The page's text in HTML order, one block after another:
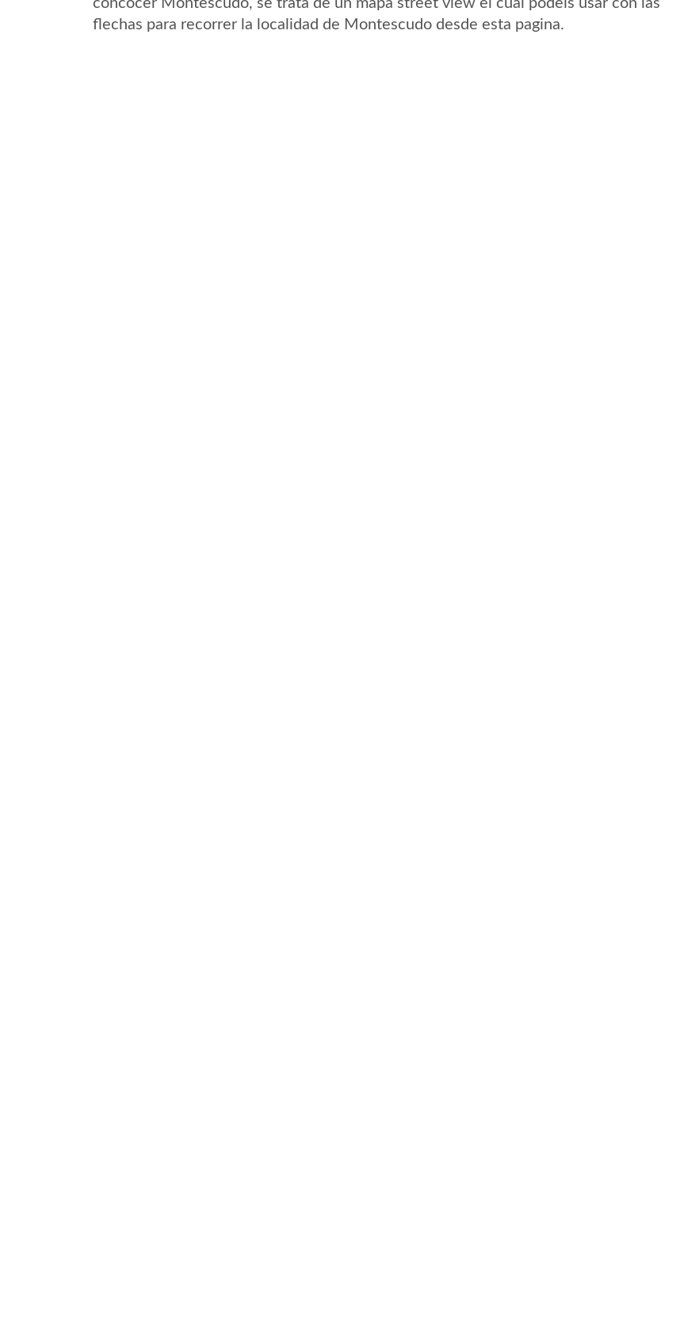
concocer Montescudo, se trata de un mapa street view el cual podeis usar con las
flechas para recorrer la localidad de Montescudo desde esta pagina.